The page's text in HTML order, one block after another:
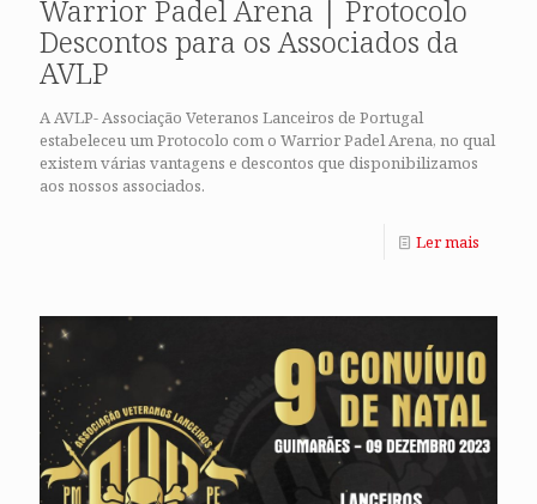
Warrior Padel Arena | Protocolo
Descontos para os Associados da
AVLP
A AVLP- Associação Veteranos Lanceiros de Portugal
estabeleceu um Protocolo com o Warrior Padel Arena, no qual
existem várias vantagens e descontos que disponibilizamos
aos nossos associados.
Ler mais